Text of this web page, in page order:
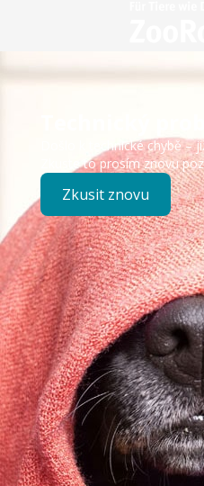
Došlo k technické chybě –
Zkuste to prosím znovu
Zkusit znovu